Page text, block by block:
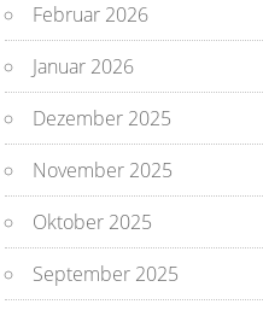
Februar 2026
Januar 2026
Dezember 2025
November 2025
Oktober 2025
September 2025